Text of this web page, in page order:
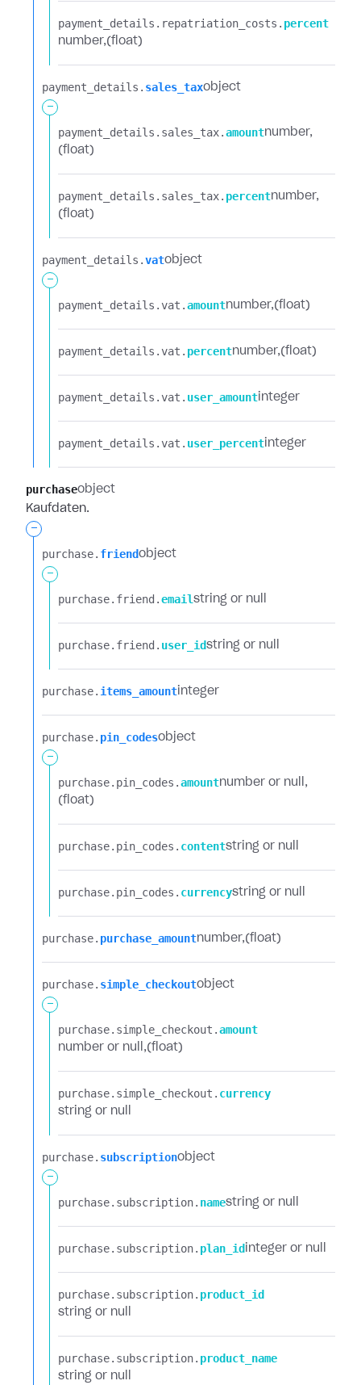
payment_details.​ repatriation_costs.​ percent
number (float)
payment_details.​ sales_taxobject
-
payment_details.​ sales_tax.​amountnumber
(float)
payment_details.​ sales_tax.​ percentnumber
(float)
payment_details.​vatobject
-
payment_details.​vat.​amountnumber (float)
payment_details.​vat.​ percentnumber (float)
payment_details.​vat.​ user_amount integer
payment_details.​vat.​ user_percent integer
purchaseobject
Kaufdaten.
-
purchase.​ friendobject
-
purchase.​ friend.​emailstring or null
purchase.​ friend.​ user_idstring or null
purchase.​ items_amount integer
purchase.​ pin_codesobject
-
purchase.​ pin_codes.​amountnumber or null
(float)
purchase.​ pin_codes.​ contentstring or null
purchase.​ pin_codes.​ currencystring or null
purchase.​ purchase_amountnumber (float)
purchase.​ simple_checkoutobject
-
purchase.​ simple_checkout.​amount
number or null (float)
purchase.​ simple_checkout.​ currency
string or null
purchase.​ subscriptionobject
-
purchase.​ subscription.​ namestring or null
purchase.​ subscription.​ plan_id integer or null
purchase.​ subscription.​ product_id
string or null
purchase.​ subscription.​ product_name
string or null